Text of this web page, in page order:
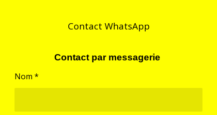
Contact WhatsApp
Contact par messagerie
Nom *